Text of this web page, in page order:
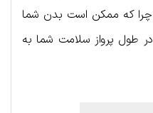
که ممکن است بدن شما
طول پرواز سلامت شما به